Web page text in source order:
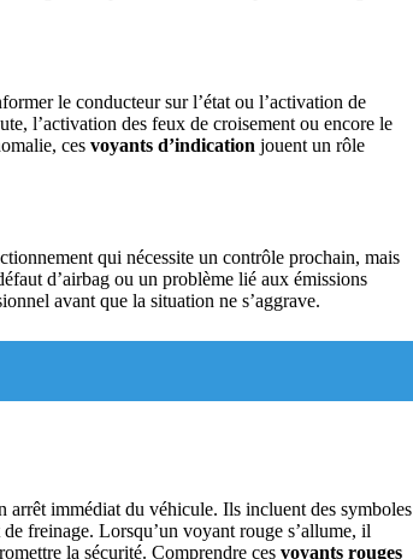
le conducteur sur l’état ou l’activation de
l’activation des feux de croisement ou encore le
ces voyants d’indication jouent un rôle
qui nécessite un contrôle prochain, mais
d’airbag ou un problème lié aux émissions
avant que la situation ne s’aggrave.
arrêt immédiat du véhicule. Ils incluent des symboles
freinage. Lorsqu’un voyant rouge s’allume, il
la sécurité. Comprendre ces voyants rouges